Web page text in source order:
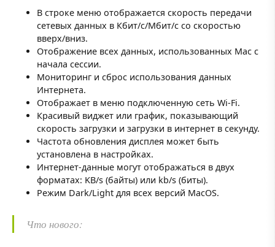
В строке меню отображается скорость передачи
сетевых данных в Кбит/с/Мбит/с со скоростью
вверх/вниз.
Отображение всех данных, использованных Mac с
начала сессии.
Мониторинг и сброс использования данных
Интернета.
Отображает в меню подключенную сеть Wi-Fi.
Красивый виджет или график, показывающий
скорость загрузки и загрузки в интернет в секунду.
Частота обновления дисплея может быть
установлена в настройках.
Интернет-данные могут отображаться в двух
форматах: KB/s (байты) или kb/s (биты).
Режим Dark/Light для всех версий MacOS.
Что нового: